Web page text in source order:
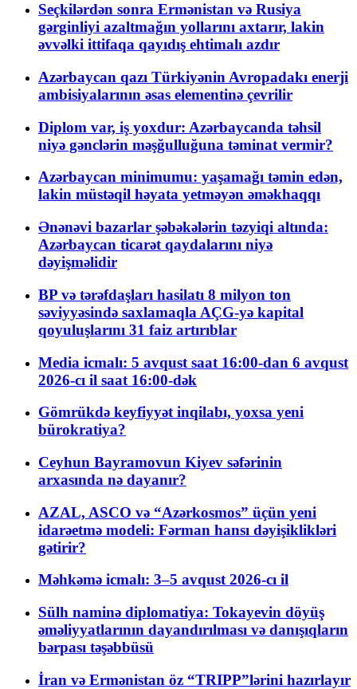
Seçkilərdən sonra Ermənistan və Rusiya
gərginliyi azaltmağın yollarını axtarır, lakin
əvvəlki ittifaqa qayıdış ehtimalı azdır
Azərbaycan qazı Türkiyənin Avropadakı enerji
ambisiyalarının əsas elementinə çevrilir
Diplom var, iş yoxdur: Azərbaycanda təhsil
niyə gənclərin məşğulluğuna təminat vermir?
Azərbaycan minimumu: yaşamağı təmin edən,
lakin müstəqil həyata yetməyən əməkhaqqı
Ənənəvi bazarlar şəbəkələrin təzyiqi altında:
Azərbaycan ticarət qaydalarını niyə
dəyişməlidir
BP və tərəfdaşları hasilatı 8 milyon ton
səviyyəsində saxlamaqla AÇG-yə kapital
qoyuluşlarını 31 faiz artırıblar
Media icmalı: 5 avqust saat 16:00-dan 6 avqust
2026-cı il saat 16:00-dək
Gömrükdə keyfiyyət inqilabı, yoxsa yeni
bürokratiya?
Ceyhun Bayramovun Kiyev səfərinin
arxasında nə dayanır?
AZAL, ASCO və “Azərkosmos” üçün yeni
idarəetmə modeli: Fərman hansı dəyişiklikləri
gətirir?
Məhkəmə icmalı: 3–5 avqust 2026-cı il
Sülh naminə diplomatiya: Tokayevin döyüş
əməliyyatlarının dayandırılması və danışıqların
bərpası təşəbbüsü
İran və Ermənistan öz “TRIPP”lərini hazırlayır